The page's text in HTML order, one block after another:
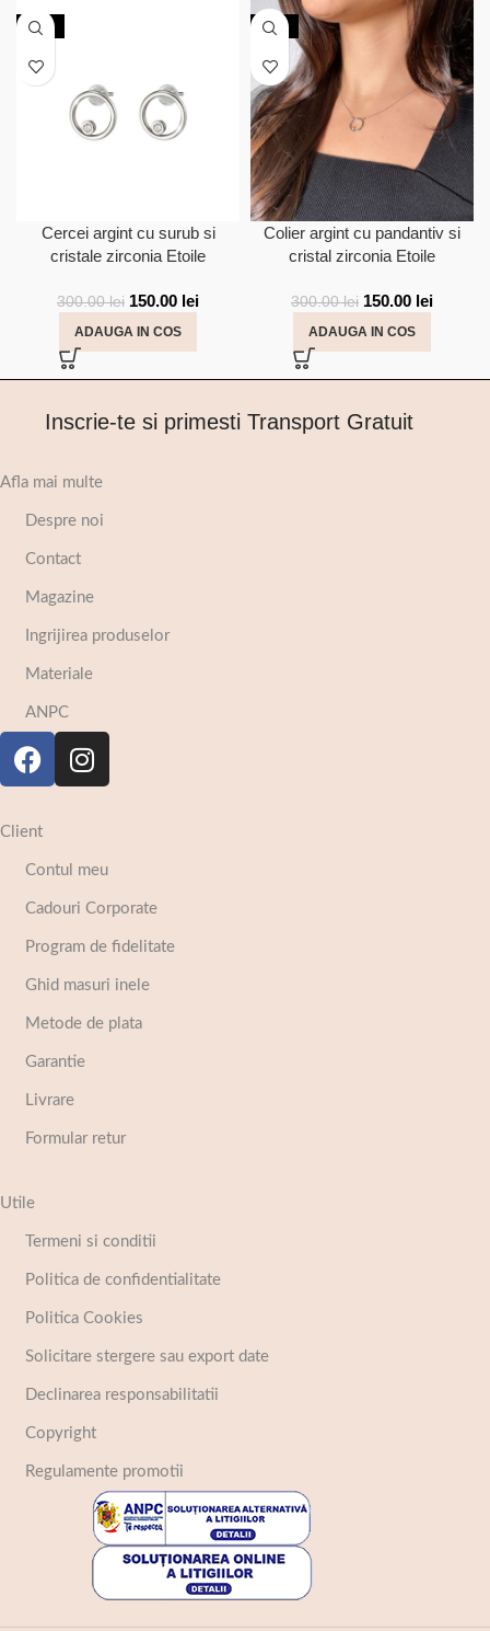
-50%
Cercei argint cu surub si
cristale zirconia Etoile
300.00lei 150.00 lei
ADAUGA IN COS
-50%
Colier argint cu pandantiv si
cristal zirconia Etoile
300.00lei 150.00 lei
ADAUGA IN COS
Inscrie-te si primesti Transport Gratuit
Afla mai multe
Despre noi
Contact
Magazine
Ingrijirea produselor
Materiale
ANPC
Client
Contul meu
Cadouri Corporate
Program de fidelitate
Ghid masuri inele
Metode de plata
Garantie
Livrare
Formular retur
Utile
Termeni si conditii
Politica de confidentialitate
Politica Cookies
Solicitare stergere sau export date
Declinarea responsabilitatii
Copyright
Regulamente promotii